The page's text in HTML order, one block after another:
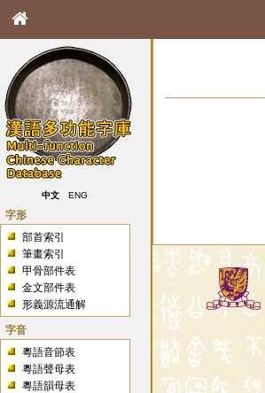
中文 ENG
字形
部首索引
筆畫索引
甲骨部件表
金文部件表
形義源流通解
字音
粵語音節表
粵語聲母表
粵語韻母表